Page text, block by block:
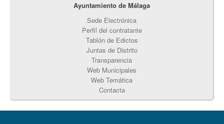
Ayuntamiento de Málaga
Sede Electrónica
Perfil del contratante
Tablón de Edictos
Juntas de Distrito
Transparencia
Web Municipales
Web Temática
Contacta